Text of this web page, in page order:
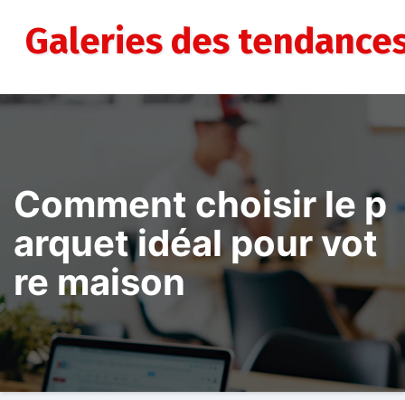
contenuGaleries des
Comment choisir le p
arquet idéal pour vot
re maison